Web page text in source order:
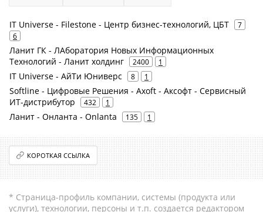
IT Universe - Filestone - Центр бизнес-технологий, ЦБТ
7
6
Ланит ГК - ЛАборатория Новых Информационных
Технологий - Ланит холдинг
2400 1
IT Universe - АйТи Юниверс 8 1
Softline - Цифровые Решения - Axoft - Аксофт - Сервисный
ИТ-дистрибутор
432 1
Ланит - Онланта - Onlanta 135 1
КОРОТКАЯ ССЫЛКА
* Страница-профиль компании, системы (продукта или
услуги), технологии, персоны и т.п. создается редактором